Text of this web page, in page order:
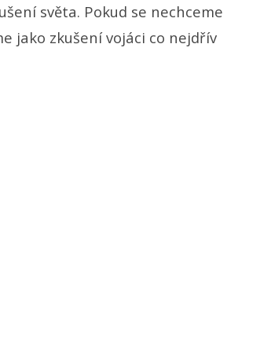
světa. Pokud se nechceme
jako zkušení vojáci co nejdřív